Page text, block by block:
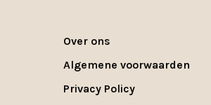
Over ons
Algemene voorwaarden
Privacy Policy